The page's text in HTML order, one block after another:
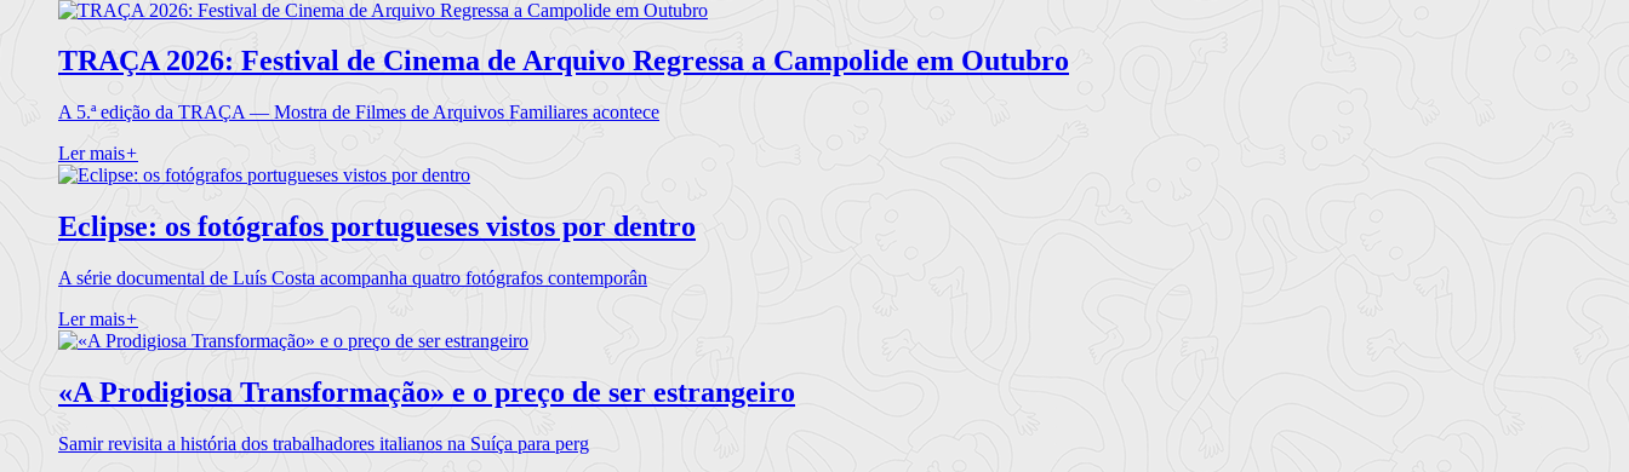
TRAÇA 2026: Festival de Cinema de Arquivo Regressa a Campolide em Outubro
A 5.ª edição da TRAÇA — Mostra de Filmes de Arquivos Familiares acontece
Ler mais+
Eclipse: os fotógrafos portugueses vistos por dentro
A série documental de Luís Costa acompanha quatro fotógrafos contemporân
Ler mais+
«A Prodigiosa Transformação» e o preço de ser estrangeiro
Samir revisita a história dos trabalhadores italianos na Suíça para perg